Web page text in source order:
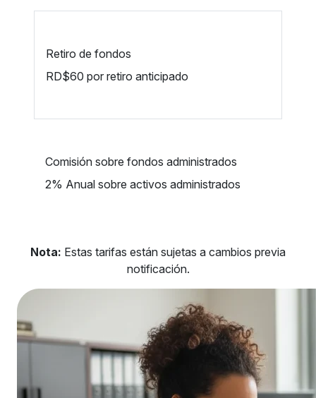
Retiro de fondos
RD$60 por retiro anticipado
Comisión sobre fondos administrados
2% Anual sobre activos administrados
Nota: Estas tarifas están sujetas a cambios previa
notificación.